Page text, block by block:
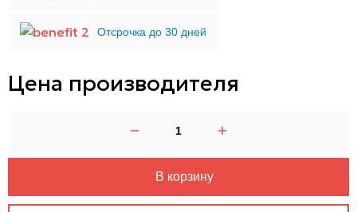
Отсрочка до 30 дней
Цена производителя
В корзину